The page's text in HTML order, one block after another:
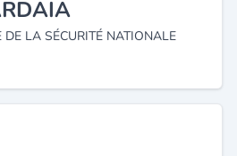
DE LA SÉCURITÉ NATIONALE